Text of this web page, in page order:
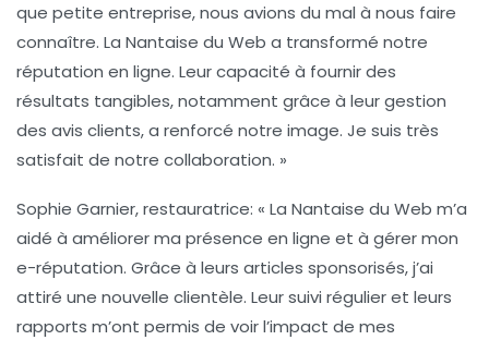
que petite entreprise, nous avions du mal à nous faire
connaître. La Nantaise du Web a transformé notre
réputation en ligne. Leur capacité à fournir des
résultats tangibles, notamment grâce à leur gestion
des avis clients, a renforcé notre image. Je suis très
satisfait de notre collaboration. »
Sophie Garnier, restauratrice: « La Nantaise du Web m’a
aidé à améliorer ma présence en ligne et à gérer mon
e-réputation. Grâce à leurs articles sponsorisés, j’ai
attiré une nouvelle clientèle. Leur suivi régulier et leurs
rapports m’ont permis de voir l’impact de mes